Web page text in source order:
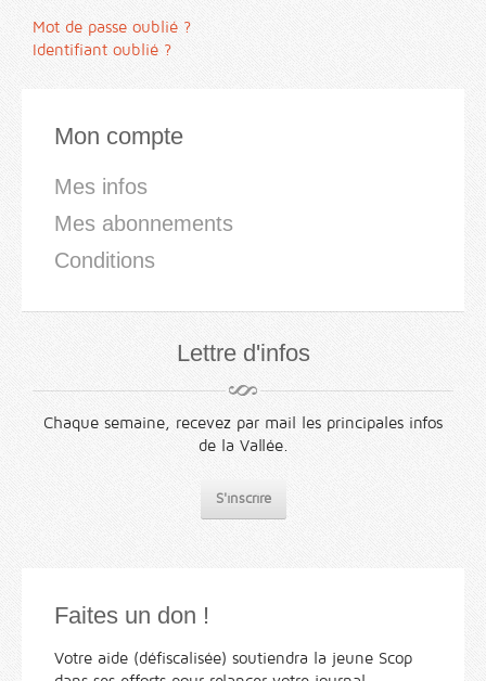
Mot de passe oublié ?
Identifiant oublié ?
Mon compte
Mes infos
Mes abonnements
Conditions
Lettre d'infos
Chaque semaine, recevez par mail les principales infos
de la Vallée.
S'inscrire
Faites un don !
Votre aide (défiscalisée) soutiendra la jeune Scop